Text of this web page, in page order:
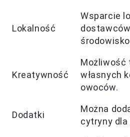
Lokalność
Wsparcie
Kreatywność
Możliwość
własnych
owoców.
Dodatki
Można
cytryny dla